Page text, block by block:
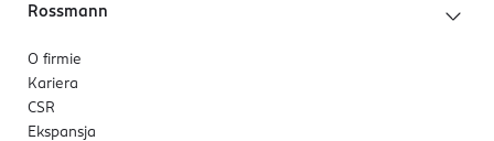
Rossmann
O firmie
Kariera
CSR
Ekspansja